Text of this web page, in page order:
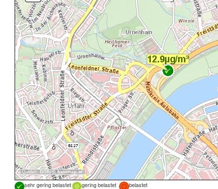
Quellen: DORIS,basemap.at
sehr gering belastet gering belastet
belastet